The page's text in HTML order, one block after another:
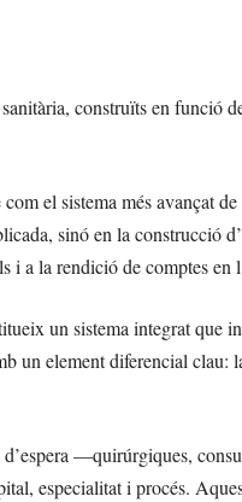
construïts en funció
el sistema més avançat de
sinó en la construcció
i a la rendició de comptes en
un sistema integrat que
un element diferencial clau:
—quirúrgiques,
especialitat i procés.